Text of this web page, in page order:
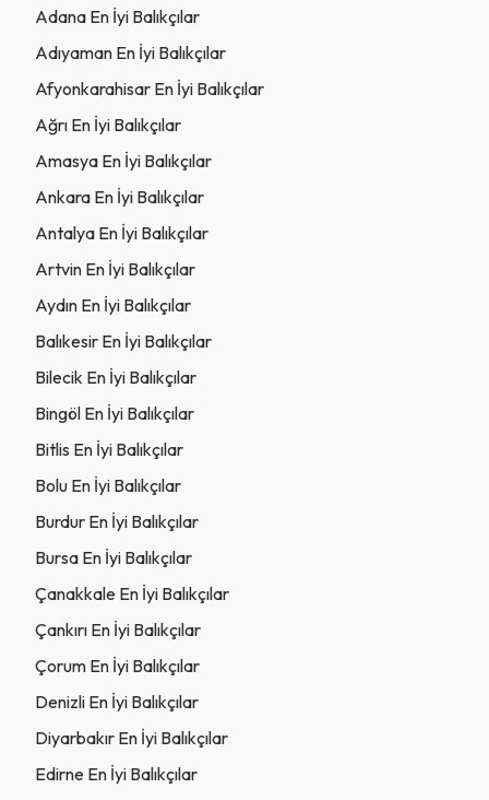
Adana En İyi Balıkçılar
Adıyaman En İyi Balıkçılar
Afyonkarahisar En İyi Balıkçılar
Ağrı En İyi Balıkçılar
Amasya En İyi Balıkçılar
Ankara En İyi Balıkçılar
Antalya En İyi Balıkçılar
Artvin En İyi Balıkçılar
Aydın En İyi Balıkçılar
Balıkesir En İyi Balıkçılar
Bilecik En İyi Balıkçılar
Bingöl En İyi Balıkçılar
Bitlis En İyi Balıkçılar
Bolu En İyi Balıkçılar
Burdur En İyi Balıkçılar
Bursa En İyi Balıkçılar
Çanakkale En İyi Balıkçılar
Çankırı En İyi Balıkçılar
Çorum En İyi Balıkçılar
Denizli En İyi Balıkçılar
Diyarbakır En İyi Balıkçılar
Edirne En İyi Balıkçılar